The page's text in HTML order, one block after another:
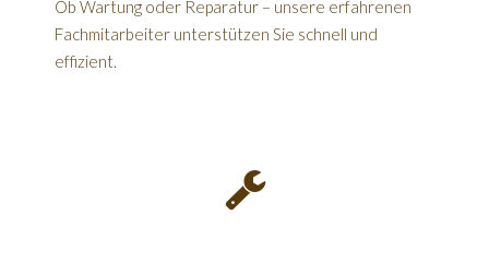
Ob Wartung oder Reparatur – unsere erfahrenen
Fachmitarbeiter unterstützen Sie schnell und
effizient.